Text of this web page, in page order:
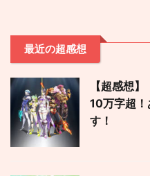
最近の超感想
【超感想
10万字超！
す！